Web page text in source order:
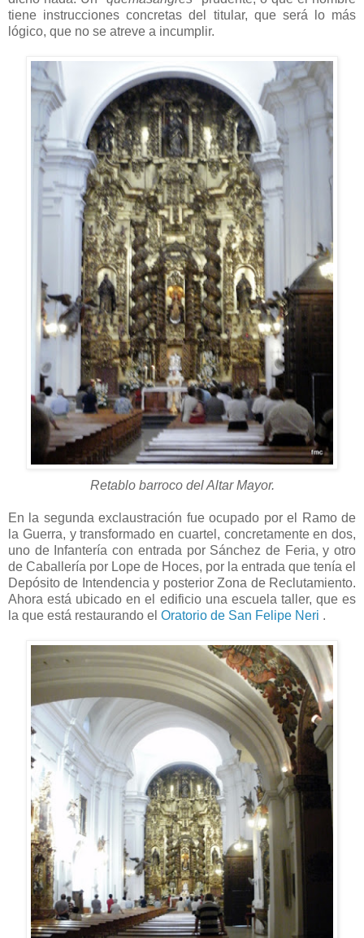
tiene instrucciones concretas del titular, que será lo más
lógico, que no se atreve a incumplir.
Retablo barroco del Altar Mayor.
En la segunda exclaustración fue ocupado por el Ramo de
la Guerra, y transformado en cuartel, concretamente en dos,
uno de Infantería con entrada por Sánchez de Feria, y otro
de Caballería por Lope de Hoces, por la entrada que tenía el
Depósito de Intendencia y posterior Zona de Reclutamiento.
Ahora está ubicado en el edificio una escuela taller, que es
la que está restaurando el Oratorio de San Felipe Neri .